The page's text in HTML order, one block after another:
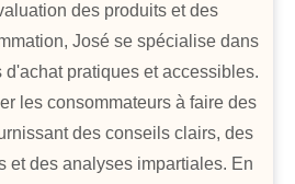
des produits et des
José se spécialise dans
d'achat pratiques et accessibles.
les consommateurs à faire des
des conseils clairs, des
et des analyses impartiales. En